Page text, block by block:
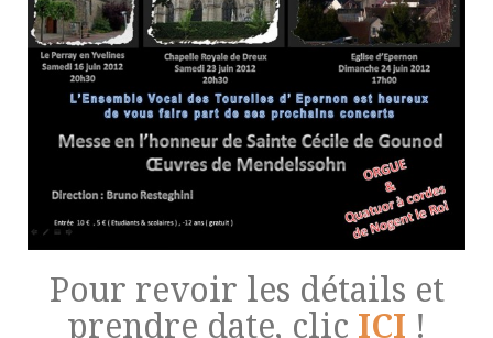
Pour revoir les détails et
prendre date, clic ICI !